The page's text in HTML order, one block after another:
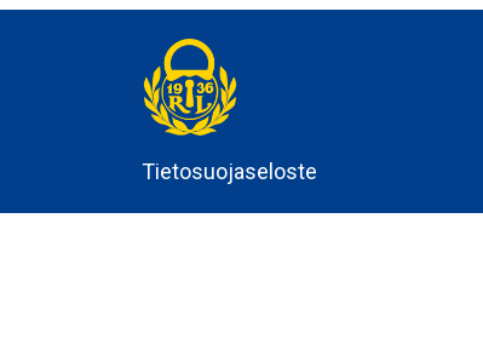
Tietosuojaseloste